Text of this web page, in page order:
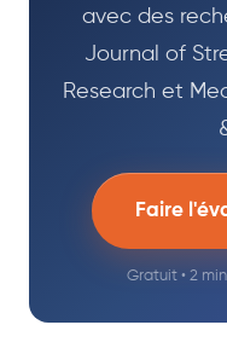
avec des
Journal of
Research et
Faire
Gratuit • 2